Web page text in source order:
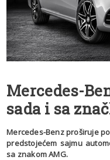
Mercedes-
sada i sa
Mercedes-Benz proširuje
predstojećem sajmu
sa znakom AMG.